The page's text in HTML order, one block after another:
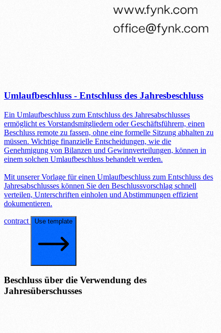
Umlaufbeschluss - Entschluss des Jahresbeschluss
Ein Umlaufbeschluss zum Entschluss des Jahresabschlusses
ermöglicht es Vorstandsmitgliedern oder Geschäftsführern, einen
Beschluss remote zu fassen, ohne eine formelle Sitzung abhalten zu
müssen. Wichtige finanzielle Entscheidungen, wie die
Genehmigung von Bilanzen und Gewinnverteilungen, können in
einem solchen Umlaufbeschluss behandelt werden.
Mit unserer Vorlage für einen Umlaufbeschluss zum Entschluss des
Jahresabschlusses können Sie den Beschlussvorschlag schnell
verteilen, Unterschriften einholen und Abstimmungen effizient
dokumentieren.
contract Use template
Beschluss über die Verwendung des
Jahresüberschusses